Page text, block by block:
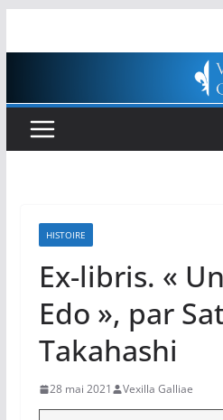
HISTOIRE
Ex-libris. «
Edo », par
Takahashi
28 mai 2021 Vexilla Galliae